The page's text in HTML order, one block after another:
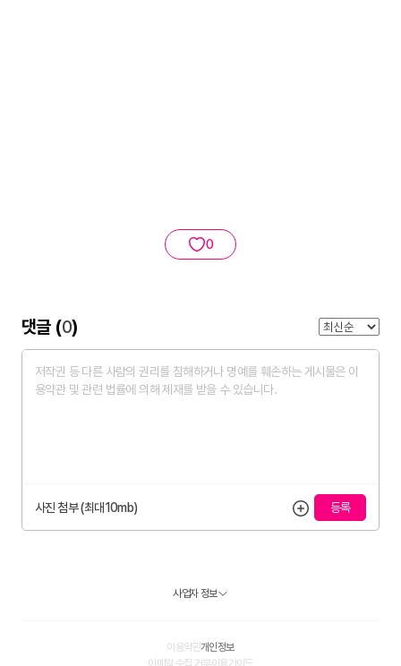
0
댓글 (0)
사진 첨부 (최대10mb)
사업자 정보
이용약관개인정보
이메일 수집 거부이용가이드